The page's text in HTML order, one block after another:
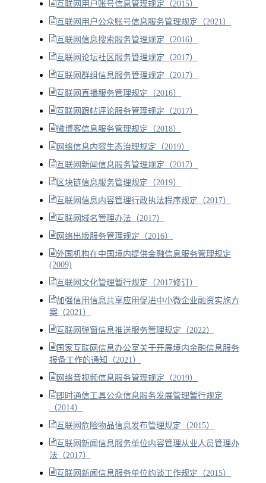
互联网用户账号信息管理规定（2015）
互联网用户公众账号信息服务管理规定（2021）
互联网信息搜索服务管理规定（2016）
互联网论坛社区服务管理规定（2017）
互联网群组信息服务管理规定（2017）
互联网直播服务管理规定（2016）
互联网跟帖评论服务管理规定（2017）
微博客信息服务管理规定（2018）
网络信息内容生态治理规定（2019）
互联网新闻信息服务管理规定（2017）
区块链信息服务管理规定（2019）
互联网信息内容管理行政执法程序规定（2017）
互联网域名管理办法（2017）
网络出版服务管理规定（2016）
外国机构在中国境内提供金融信息服务管理规定
(2009)
互联网文化管理暂行规定（2017修订）
加强信用信息共享应用促进中小微企业融资实施方
案（2021）
互联网弹窗信息推送服务管理规定（2022）
国家互联网信息办公室关于开展境内金融信息服务
报备工作的通知（2021）
网络音视频信息服务管理规定（2019）
即时通信工具公众信息服务发展管理暂行规定
（2014）
互联网危险物品信息发布管理规定（2015）
互联网新闻信息服务单位内容管理从业人员管理办
法（2017）
互联网新闻信息服务单位约谈工作规定（2015）